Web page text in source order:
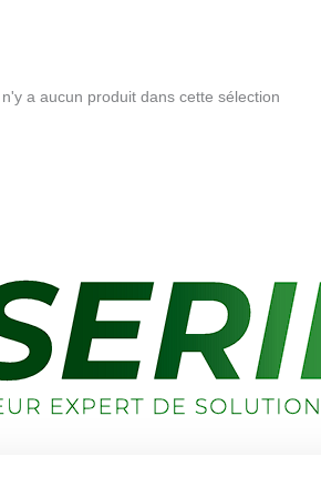
n'y a aucun produit dans cette sélection